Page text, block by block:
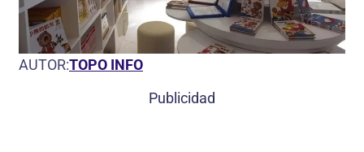
AUTOR:TOPO INFO
Publicidad